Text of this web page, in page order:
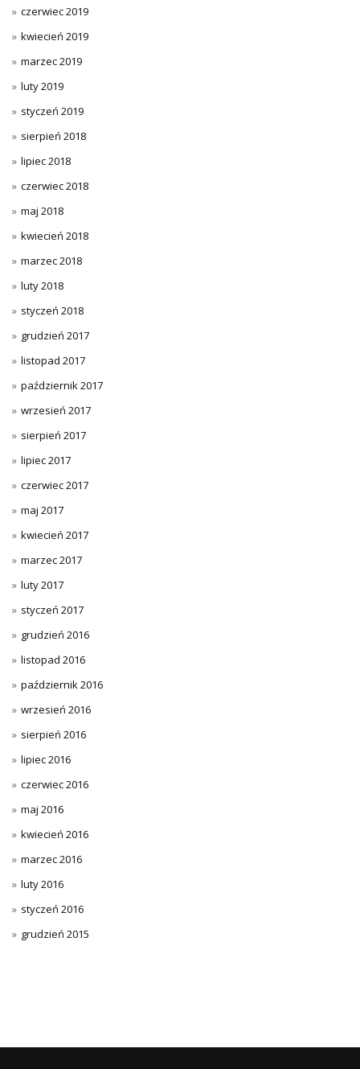
czerwiec 2019
kwiecień 2019
marzec 2019
luty 2019
styczeń 2019
sierpień 2018
lipiec 2018
czerwiec 2018
maj 2018
kwiecień 2018
marzec 2018
luty 2018
styczeń 2018
grudzień 2017
listopad 2017
październik 2017
wrzesień 2017
sierpień 2017
lipiec 2017
czerwiec 2017
maj 2017
kwiecień 2017
marzec 2017
luty 2017
styczeń 2017
grudzień 2016
listopad 2016
październik 2016
wrzesień 2016
sierpień 2016
lipiec 2016
czerwiec 2016
maj 2016
kwiecień 2016
marzec 2016
luty 2016
styczeń 2016
grudzień 2015